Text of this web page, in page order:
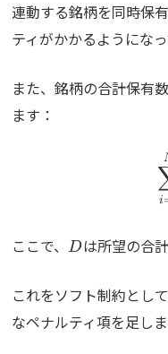
連動する銘柄を同時保
ティがかかるようになっ
また、銘柄の合計保有
ます：
i
ここで、D
Dは所望の合
これをソフト制約とし
なペナルティ項を足しま